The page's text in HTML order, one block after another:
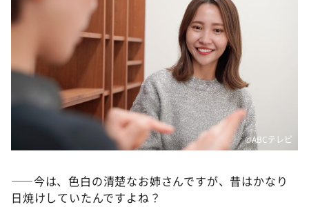
©️ABCテレビ
――今は、色白の清楚なお姉さんですが、昔はかなり
日焼けしていたんですよね？